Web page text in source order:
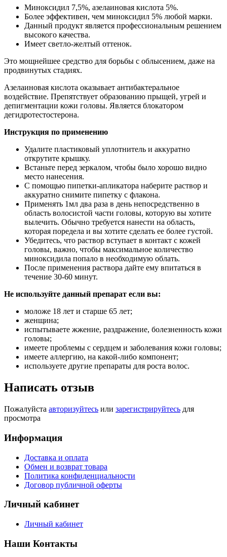
Миноксидил 7,5%, азелаиновая кислота 5%.
Более эффективен, чем миноксидил 5% любой марки.
Данный продукт является профессиональным решением
высокого качества.
Имеет светло-желтый оттенок.
Это мощнейшее средство для борьбы с облысением, даже на
продвинутых стадиях.
Азелаиновая кислота оказывает антибактеральное
воздействие. Препятствует образованию прыщей, угрей и
депигментации кожи головы. Является блокатором
дегидротестостерона.
Инструкция по применению
Удалите пластиковый уплотнитель и аккуратно
открутите крышку.
Встаньте перед зеркалом, чтобы было хорошо видно
место нанесения.
С помощью пипетки-апликатора наберите раствор и
аккуратно снимите пипетку с флакона.
Применять 1мл два раза в день непосредственно в
область волосистой части головы, которую вы хотите
вылечить. Обычно требуется нанести на область,
которая поредела и вы хотите сделать ее более густой.
Убедитесь, что раствор вступает в контакт с кожей
головы, важно, чтобы максимальное количество
миноксидила попало в необходимую облать.
После применения раствора дайте ему впитаться в
течение 30-60 минут.
Не используйте данный препарат если вы:
моложе 18 лет и старше 65 лет;
женщина;
испытываете жжение, раздражение, болезненность кожи
головы;
имеете проблемы с сердцем и заболевания кожи головы;
имеете аллергию, на какой-либо компонент;
используете другие препараты для роста волос.
Написать отзыв
Пожалуйста авторизуйтесь или зарегистрируйтесь для
просмотра
Информация
Доставка и оплата
Обмен и возврат товара
Политика конфиденциальности
Договор публичной оферты
Личный кабинет
Личный кабинет
Наши Контакты